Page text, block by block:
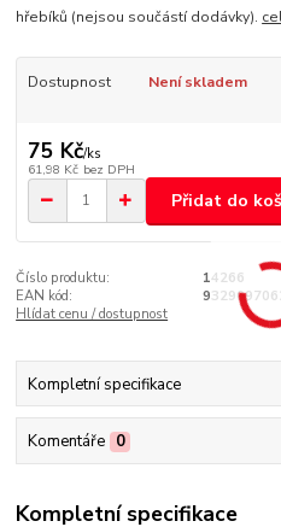
hřebíků (nejsou součástí dodávky).
Dostupnost Není skladem
75 Kč/ks
61,98 Kč bez DPH
Přidat do
Číslo produktu:
14266
EAN kód:
Hlídat cenu / dostupnost
Kompletní specifikace
Komentáře 0
Kompletní specifikace